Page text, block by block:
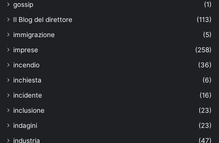
gossip
(1)
Il Blog del direttore
(113)
immigrazione
(5)
imprese
(258)
incendio
(36)
inchiesta
(6)
incidente
(16)
inclusione
(23)
indagini
(23)
industria
(47)